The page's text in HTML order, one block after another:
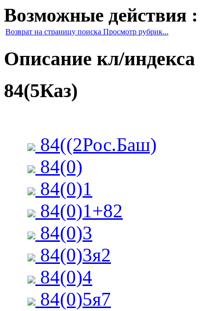
Возможные действия :
Возврат на страницу поиска Просмотр рубрик...
Описание кл/индекса
84(5Каз)
84((2Рос.Баш)
84(0)
84(0)1
84(0)1+82
84(0)3
84(0)3я2
84(0)4
84(0)5я7